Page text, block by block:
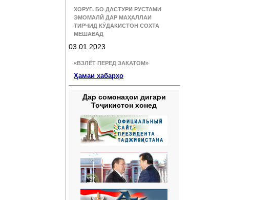
ХОРУҒ. БО ДАСТУРИ РУСТАМИ
ЭМОМАЛӢ ДАР МАҲАЛЛАИ
ТИРЧИД КӮДАКИСТОН СОХТА
МЕШАВАД
03.01.2023
«ВЗЛЁТ ПЕРЕД ЗАКАТОМ»
Ҳамаи хабарҳо
Дар сомонаҳои дигари
Тоҷикистон хонед